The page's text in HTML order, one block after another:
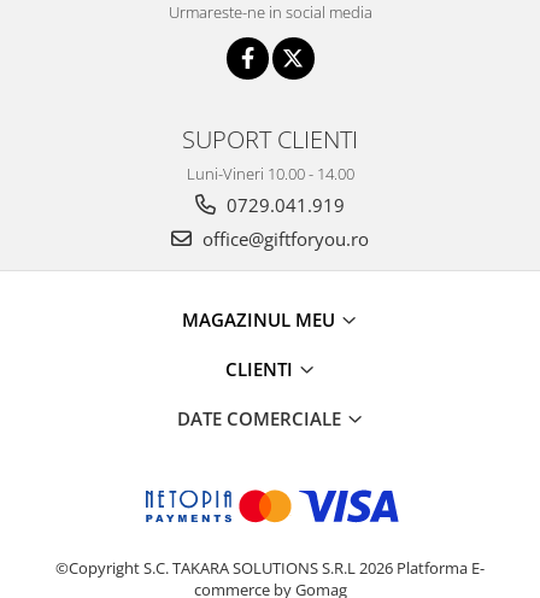
Urmareste-ne in social media
SUPORT CLIENTI
Luni-Vineri 10.00 - 14.00
0729.041.919
office@giftforyou.ro
MAGAZINUL MEU
CLIENTI
DATE COMERCIALE
©Copyright S.C. TAKARA SOLUTIONS S.R.L 2026 Platforma E-
commerce by Gomag